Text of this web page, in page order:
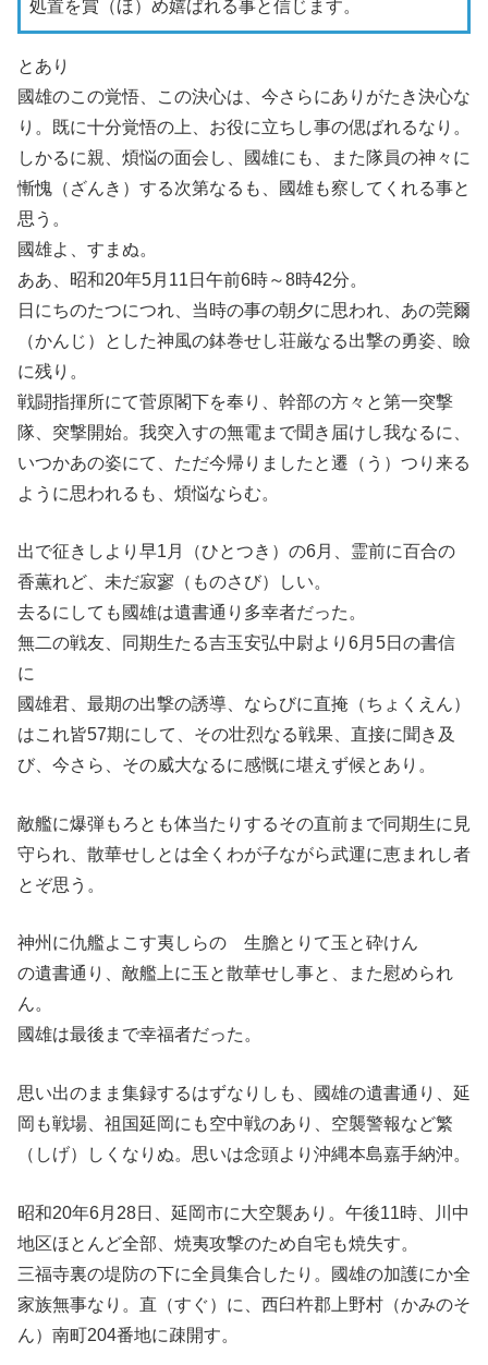
処置を賞（ほ）め嬉ばれる事と信じます。
とあり
國雄のこの覚悟、この決心は、今さらにありがたき決心な
り。既に十分覚悟の上、お役に立ちし事の偲ばれるなり。
しかるに親、煩悩の面会し、國雄にも、また隊員の神々に
慚愧（ざんき）する次第なるも、國雄も察してくれる事と
思う。
國雄よ、すまぬ。
ああ、昭和20年5月11日午前6時～8時42分。
日にちのたつにつれ、当時の事の朝夕に思われ、あの莞爾
（かんじ）とした神風の鉢巻せし荘厳なる出撃の勇姿、瞼
に残り。
戦闘指揮所にて菅原閣下を奉り、幹部の方々と第一突撃
隊、突撃開始。我突入すの無電まで聞き届けし我なるに、
いつかあの姿にて、ただ今帰りましたと遷（う）つり来る
ように思われるも、煩悩ならむ。
出で征きしより早1月（ひとつき）の6月、霊前に百合の
香薫れど、未だ寂寥（ものさび）しい。
去るにしても國雄は遺書通り多幸者だった。
無二の戦友、同期生たる吉玉安弘中尉より6月5日の書信
に
國雄君、最期の出撃の誘導、ならびに直掩（ちょくえん）
はこれ皆57期にして、その壮烈なる戦果、直接に聞き及
び、今さら、その威大なるに感慨に堪えず候とあり。
敵艦に爆弾もろとも体当たりするその直前まで同期生に見
守られ、散華せしとは全くわが子ながら武運に恵まれし者
とぞ思う。
神州に仇艦よこす夷しらの 生膽とりて玉と砕けん
の遺書通り、敵艦上に玉と散華せし事と、また慰められ
ん。
國雄は最後まで幸福者だった。
思い出のまま集録するはずなりしも、國雄の遺書通り、延
岡も戦場、祖国延岡にも空中戦のあり、空襲警報など繁
（しげ）しくなりぬ。思いは念頭より沖縄本島嘉手納沖。
昭和20年6月28日、延岡市に大空襲あり。午後11時、川中
地区ほとんど全部、焼夷攻撃のため自宅も焼失す。
三福寺裏の堤防の下に全員集合したり。國雄の加護にか全
家族無事なり。直（すぐ）に、西臼杵郡上野村（かみのそ
ん）南町204番地に疎開す。